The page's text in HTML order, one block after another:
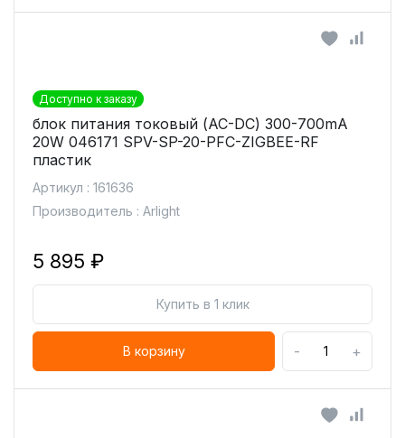
Доступно к заказу
блок питания токовый (AC-DC) 300-700mA
20W 046171 SPV-SP-20-PFC-ZIGBEE-RF
пластик
Артикул : 161636
Производитель : Arlight
5 895 ₽
Купить в 1 клик
В корзину - +